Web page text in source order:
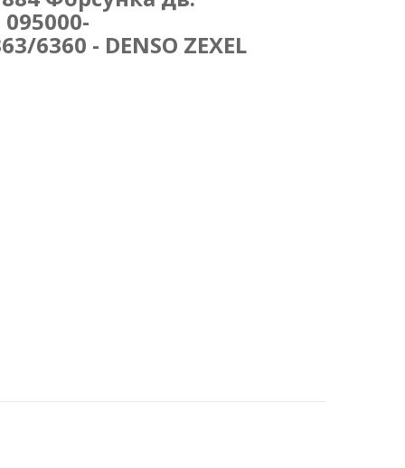
095000-
6360 - DENSO ZEXEL